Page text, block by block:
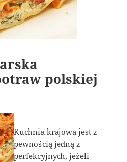
polskiej
Kuchnia krajowa jest z
pewnością jedną z
perfekcyjnych, jeżeli